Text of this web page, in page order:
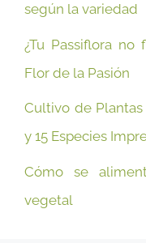
según la variedad
¿Tu Passiflora no
Flor de la Pasión
Cultivo de
y 15 Especies
Cómo se
vegetal